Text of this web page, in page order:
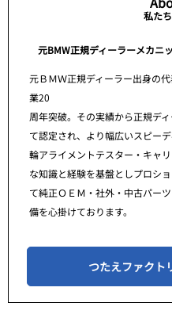
私た
元BMW正規ディーラーメカニ
元ＢＭＷ正規ディーラー出身の
業20
周年突破。その実績から正規デ
て認定され、より幅広いスピー
輪アライメントテスター・キャ
な知識と経験を基盤としプロシ
て純正ＯＥＭ・社外・中古パー
備を心掛けております。
つたえファクト